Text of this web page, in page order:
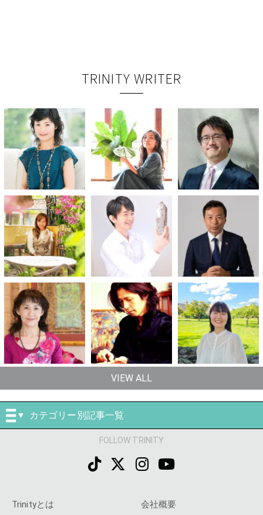
TRINITY WRITER
VIEW ALL
カテゴリー別記事一覧
FOLLOW TRINITY
Trinityとは 会社概要